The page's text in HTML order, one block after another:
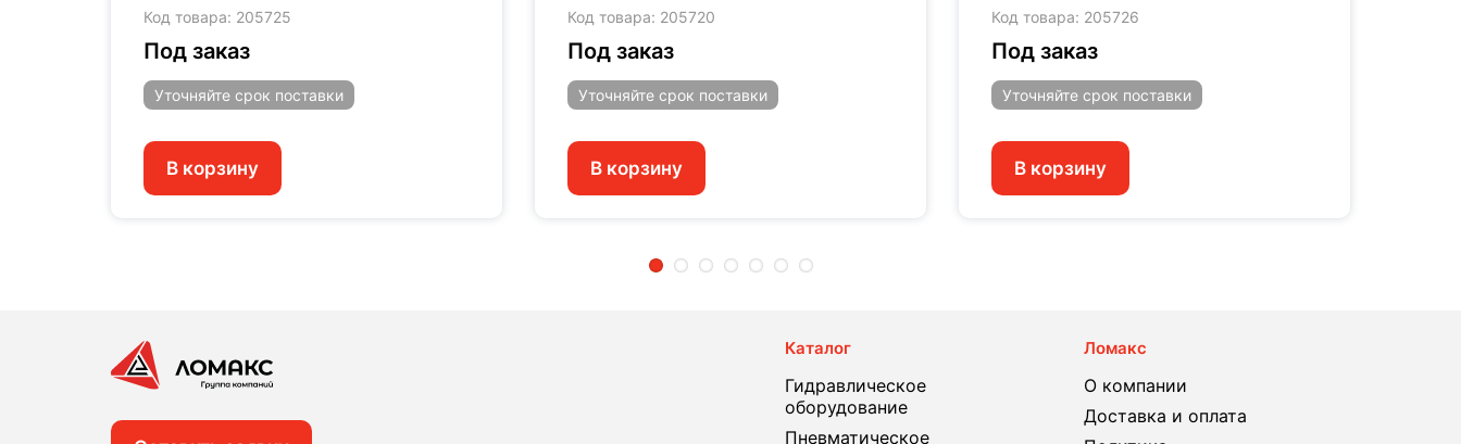
Код товара: 205725
Под заказ
Уточняйте срок поставки
В корзину
Код товара: 205720
Под заказ
Уточняйте срок поставки
В корзину
Код товара: 205726
Под заказ
Уточняйте срок поставки
В корзину
Каталог
Гидравлическое
оборудование
Пневматическое
Ломакс
О компании
Доставка и оплата